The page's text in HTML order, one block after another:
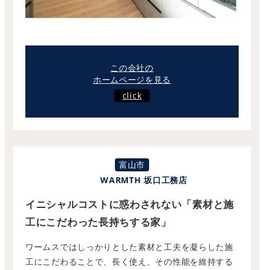
この会社の
ホームページを見る
click
富山市
WARMTH 坂口工務店
イニシャルコストに惑わされない「素材と施
工にこだわった長持ちする家」
ワームスではしっかりとした素材と工夫を凝らした施
工にこだわることで、長く使え、その性能を維持する